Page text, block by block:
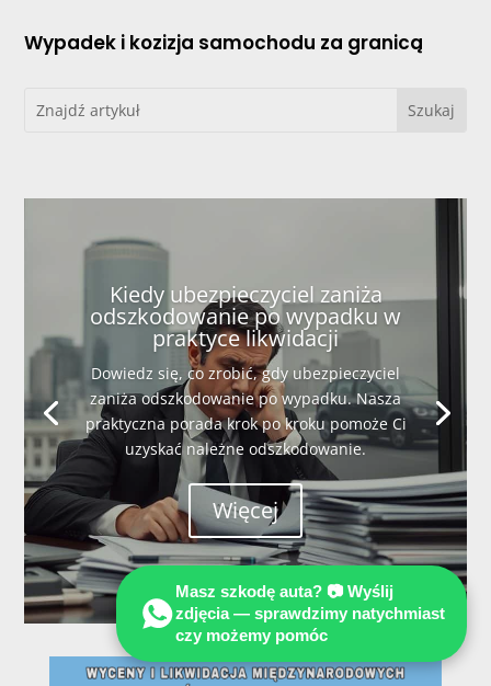
Wypadek i kozizja samochodu za granicą
Kiedy ubezpieczyciel zaniża
odszkodowanie po wypadku w
praktyce likwidacji
Dowiedz się, co zrobić, gdy ubezpieczyciel
zaniża odszkodowanie po wypadku. Nasza
praktyczna porada krok po kroku pomoże Ci
uzyskać należne odszkodowanie.
Więcej
Masz szkodę auta? 📷 Wyślij
zdjęcia — sprawdzimy natychmiast
czy możemy pomóc